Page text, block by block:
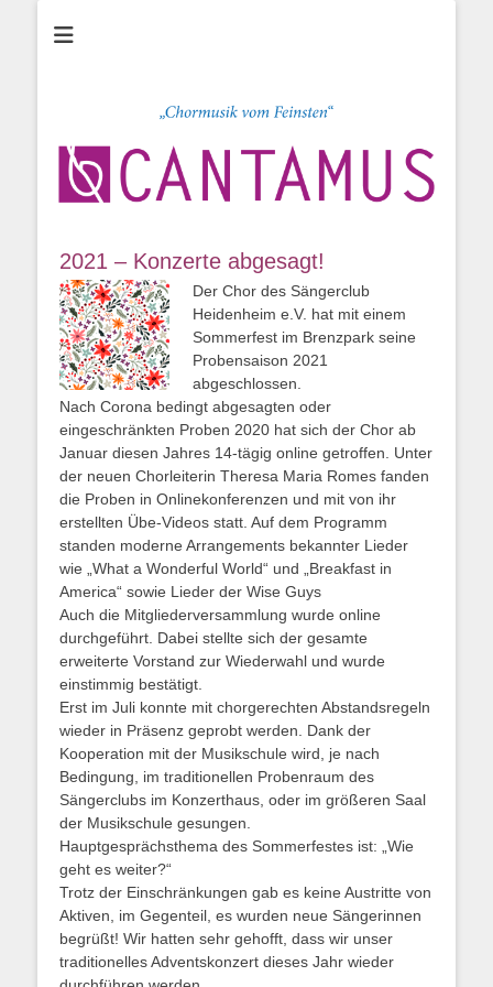
2021 – Konzerte abgesagt!
Der Chor des Sängerclub
Heidenheim e.V. hat mit einem
Sommerfest im Brenzpark seine
Probensaison 2021
abgeschlossen.
Nach Corona bedingt abgesagten oder
eingeschränkten Proben 2020 hat sich der Chor ab
Januar diesen Jahres 14-tägig online getroffen. Unter
der neuen Chorleiterin Theresa Maria Romes fanden
die Proben in Onlinekonferenzen und mit von ihr
erstellten Übe-Videos statt. Auf dem Programm
standen moderne Arrangements bekannter Lieder
wie „What a Wonderful World“ und „Breakfast in
America“ sowie Lieder der Wise Guys
Auch die Mitgliederversammlung wurde online
durchgeführt. Dabei stellte sich der gesamte
erweiterte Vorstand zur Wiederwahl und wurde
einstimmig bestätigt.
Erst im Juli konnte mit chorgerechten Abstandsregeln
wieder in Präsenz geprobt werden. Dank der
Kooperation mit der Musikschule wird, je nach
Bedingung, im traditionellen Probenraum des
Sängerclubs im Konzerthaus, oder im größeren Saal
der Musikschule gesungen.
Hauptgesprächsthema des Sommerfestes ist: „Wie
geht es weiter?“
Trotz der Einschränkungen gab es keine Austritte von
Aktiven, im Gegenteil, es wurden neue Sängerinnen
begrüßt! Wir hatten sehr gehofft, dass wir unser
traditionelles Adventskonzert dieses Jahr wieder